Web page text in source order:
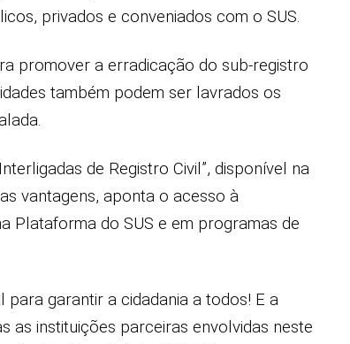
privados e conveniados com o SUS.
promover a erradicação do sub-registro
também podem ser lavrados os
de Registro Civil”, disponível na
vantagens, aponta o acesso à
Plataforma do SUS e em programas de
garantir a cidadania a todos! E a
as instituições parceiras envolvidas neste